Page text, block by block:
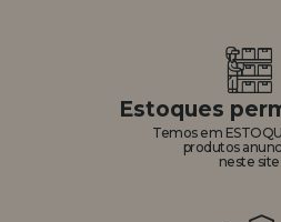
Estoques
Temos em
produtos
neste site